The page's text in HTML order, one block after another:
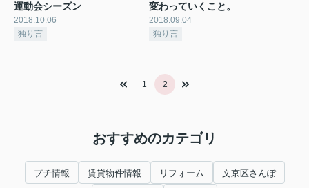
運動会シーズン
2018.10.06
独り言
変わっていくこと。
2018.09.04
独り言
1 2
おすすめのカテゴリ
プチ情報 賃貸物件情報 リフォーム 文京区さんぽ